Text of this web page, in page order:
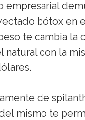
empresarial
bótox en
te cambia la
natural con la
de
mismo te